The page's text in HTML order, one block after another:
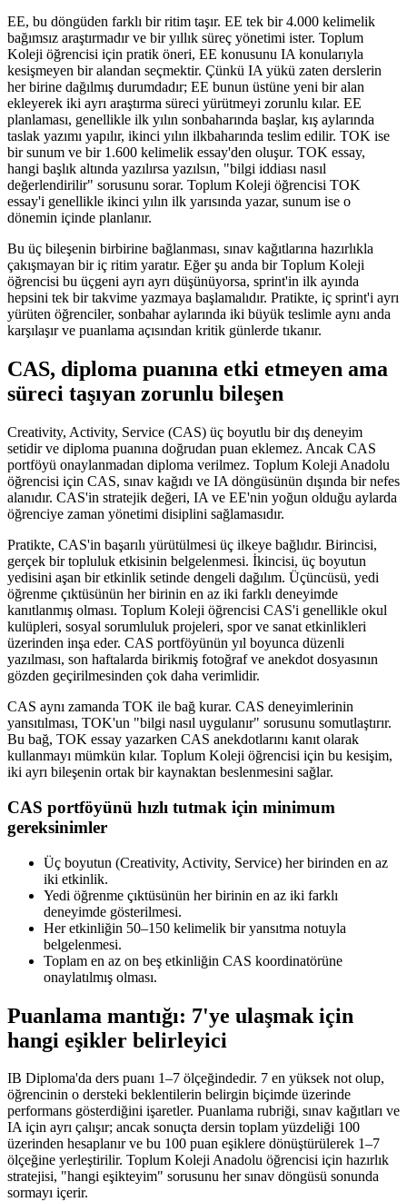
EE, bu döngüden farklı bir ritim taşır. EE tek bir 4.000 kelimelik
bağımsız araştırmadır ve bir yıllık süreç yönetimi ister. Toplum
Koleji öğrencisi için pratik öneri, EE konusunu IA konularıyla
kesişmeyen bir alandan seçmektir. Çünkü IA yükü zaten derslerin
her birine dağılmış durumdadır; EE bunun üstüne yeni bir alan
ekleyerek iki ayrı araştırma süreci yürütmeyi zorunlu kılar. EE
planlaması, genellikle ilk yılın sonbaharında başlar, kış aylarında
taslak yazımı yapılır, ikinci yılın ilkbaharında teslim edilir. TOK ise
bir sunum ve bir 1.600 kelimelik essay'den oluşur. TOK essay,
hangi başlık altında yazılırsa yazılsın, "bilgi iddiası nasıl
değerlendirilir" sorusunu sorar. Toplum Koleji öğrencisi TOK
essay'i genellikle ikinci yılın ilk yarısında yazar, sunum ise o
dönemin içinde planlanır.
Bu üç bileşenin birbirine bağlanması, sınav kağıtlarına hazırlıkla
çakışmayan bir iç ritim yaratır. Eğer şu anda bir Toplum Koleji
öğrencisi bu üçgeni ayrı ayrı düşünüyorsa, sprint'in ilk ayında
hepsini tek bir takvime yazmaya başlamalıdır. Pratikte, iç sprint'i ayrı
yürüten öğrenciler, sonbahar aylarında iki büyük teslimle aynı anda
karşılaşır ve puanlama açısından kritik günlerde tıkanır.
CAS, diploma puanına etki etmeyen ama
süreci taşıyan zorunlu bileşen
Creativity, Activity, Service (CAS) üç boyutlu bir dış deneyim
setidir ve diploma puanına doğrudan puan eklemez. Ancak CAS
portföyü onaylanmadan diploma verilmez. Toplum Koleji Anadolu
öğrencisi için CAS, sınav kağıdı ve IA döngüsünün dışında bir nefes
alanıdır. CAS'in stratejik değeri, IA ve EE'nin yoğun olduğu aylarda
öğrenciye zaman yönetimi disiplini sağlamasıdır.
Pratikte, CAS'in başarılı yürütülmesi üç ilkeye bağlıdır. Birincisi,
gerçek bir topluluk etkisinin belgelenmesi. İkincisi, üç boyutun
yedisini aşan bir etkinlik setinde dengeli dağılım. Üçüncüsü, yedi
öğrenme çıktüsünün her birinin en az iki farklı deneyimde
kanıtlanmış olması. Toplum Koleji öğrencisi CAS'i genellikle okul
kulüpleri, sosyal sorumluluk projeleri, spor ve sanat etkinlikleri
üzerinden inşa eder. CAS portföyünün yıl boyunca düzenli
yazılması, son haftalarda birikmiş fotoğraf ve anekdot dosyasının
gözden geçirilmesinden çok daha verimlidir.
CAS aynı zamanda TOK ile bağ kurar. CAS deneyimlerinin
yansıtılması, TOK'un "bilgi nasıl uygulanır" sorusunu somutlaştırır.
Bu bağ, TOK essay yazarken CAS anekdotlarını kanıt olarak
kullanmayı mümkün kılar. Toplum Koleji öğrencisi için bu kesişim,
iki ayrı bileşenin ortak bir kaynaktan beslenmesini sağlar.
CAS portföyünü hızlı tutmak için minimum
gereksinimler
Üç boyutun (Creativity, Activity, Service) her birinden en az
iki etkinlik.
Yedi öğrenme çıktüsünün her birinin en az iki farklı
deneyimde gösterilmesi.
Her etkinliğin 50–150 kelimelik bir yansıtma notuyla
belgelenmesi.
Toplam en az on beş etkinliğin CAS koordinatörüne
onaylatılmış olması.
Puanlama mantığı: 7'ye ulaşmak için
hangi eşikler belirleyici
IB Diploma'da ders puanı 1–7 ölçeğindedir. 7 en yüksek not olup,
öğrencinin o dersteki beklentilerin belirgin biçimde üzerinde
performans gösterdiğini işaretler. Puanlama rubriği, sınav kağıtları ve
IA için ayrı çalışır; ancak sonuçta dersin toplam yüzdeliği 100
üzerinden hesaplanır ve bu 100 puan eşiklere dönüştürülerek 1–7
ölçeğine yerleştirilir. Toplum Koleji Anadolu öğrencisi için hazırlık
stratejisi, "hangi eşikteyim" sorusunu her sınav döngüsü sonunda
sormayı içerir.